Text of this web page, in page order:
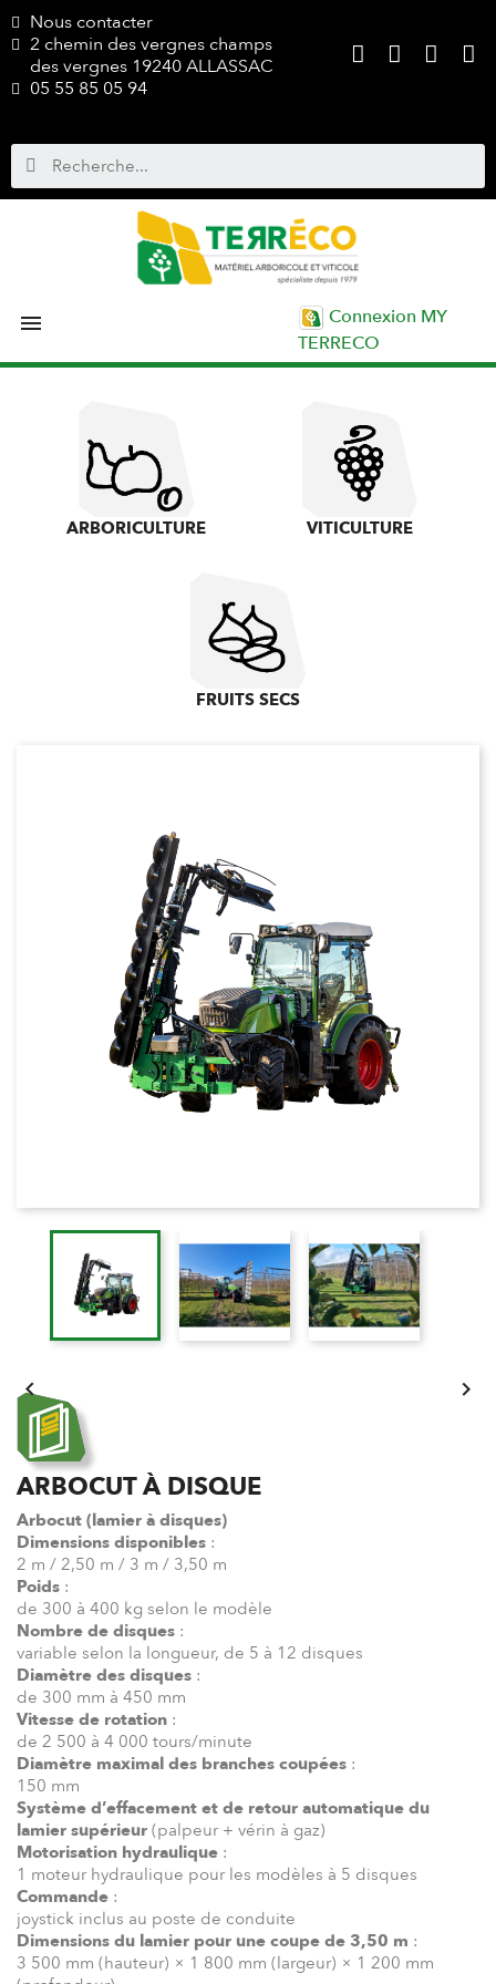
Nous contacter
2 chemin des vergnes champs
des vergnes 19240 ALLASSAC
05 55 85 05 94

Connexion MY
TERRECO
ARBORICULTURE VITICULTURE
FRUITS SECS
 
ARBOCUT À DISQUE
Arbocut (lamier à disques)
Dimensions disponibles :
2 m / 2,50 m / 3 m / 3,50 m
Poids :
de 300 à 400 kg selon le modèle
Nombre de disques :
variable selon la longueur, de 5 à 12 disques
Diamètre des disques :
de 300 mm à 450 mm
Vitesse de rotation :
de 2 500 à 4 000 tours/minute
Diamètre maximal des branches coupées :
150 mm
Système d’effacement et de retour automatique du
lamier supérieur (palpeur + vérin à gaz)
Motorisation hydraulique :
1 moteur hydraulique pour les modèles à 5 disques
Commande :
joystick inclus au poste de conduite
Dimensions du lamier pour une coupe de 3,50 m :
3 500 mm (hauteur) × 1 800 mm (largeur) × 1 200 mm